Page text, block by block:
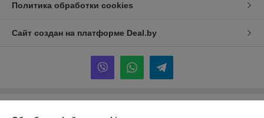
Политика обработки cookies
Сайт создан на платформе Deal.by